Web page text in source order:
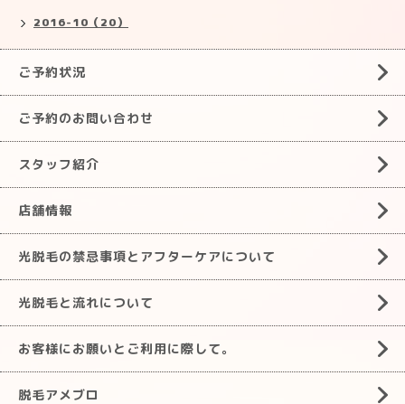
2016-10（20）
ご予約状況
ご予約のお問い合わせ
スタッフ紹介
店舗情報
光脱毛の禁忌事項とアフターケアについて
光脱毛と流れについて
お客様にお願いとご利用に際して。
脱毛アメブロ